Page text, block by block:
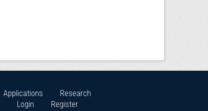
Applications
Research
Login Register